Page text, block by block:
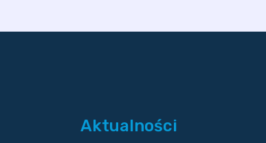
Aktualności